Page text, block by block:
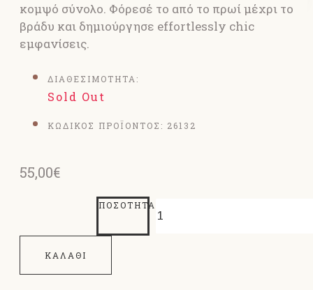
κομψό σύνολο. Φόρεσέ το από το πρωί μέχρι το
βράδυ και δημιούργησε effortlessly chic
εμφανίσεις.
ΔΙΑΘΕΣΙΜΟΤΗΤΑ:
Sold Out
ΚΩΔΙΚΟΣ ΠΡΟΪΟΝΤΟΣ: 26132
55,00€
ΠΟΣΌΤΗΤΑ
ΚΑΛΆΘΙ